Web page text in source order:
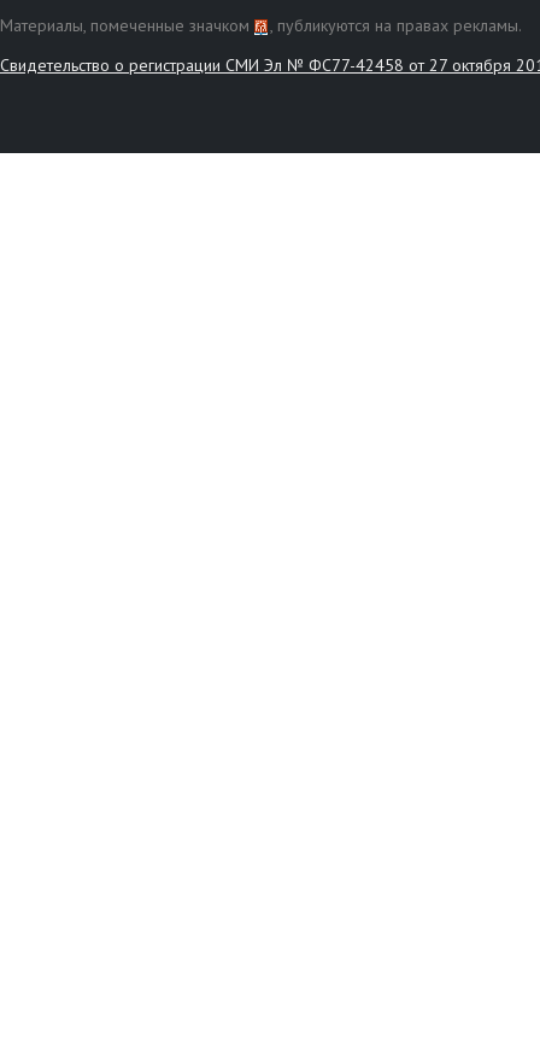
Материалы, помеченные значком
, публикуются на правах рекламы.
Свидетельство о регистрации СМИ Эл № ФС77-42458 от 27 октября